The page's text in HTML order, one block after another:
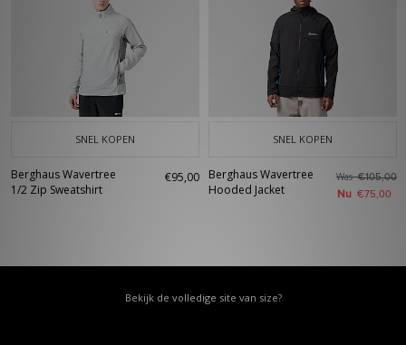
SNEL KOPEN
Berghaus Wavertree
1/2 Zip Sweatshirt
€95,00
SNEL KOPEN
Berghaus Wavertree
Hooded Jacket
Was€105,00
Nu €75,00
Bekijk de volledige site van size?